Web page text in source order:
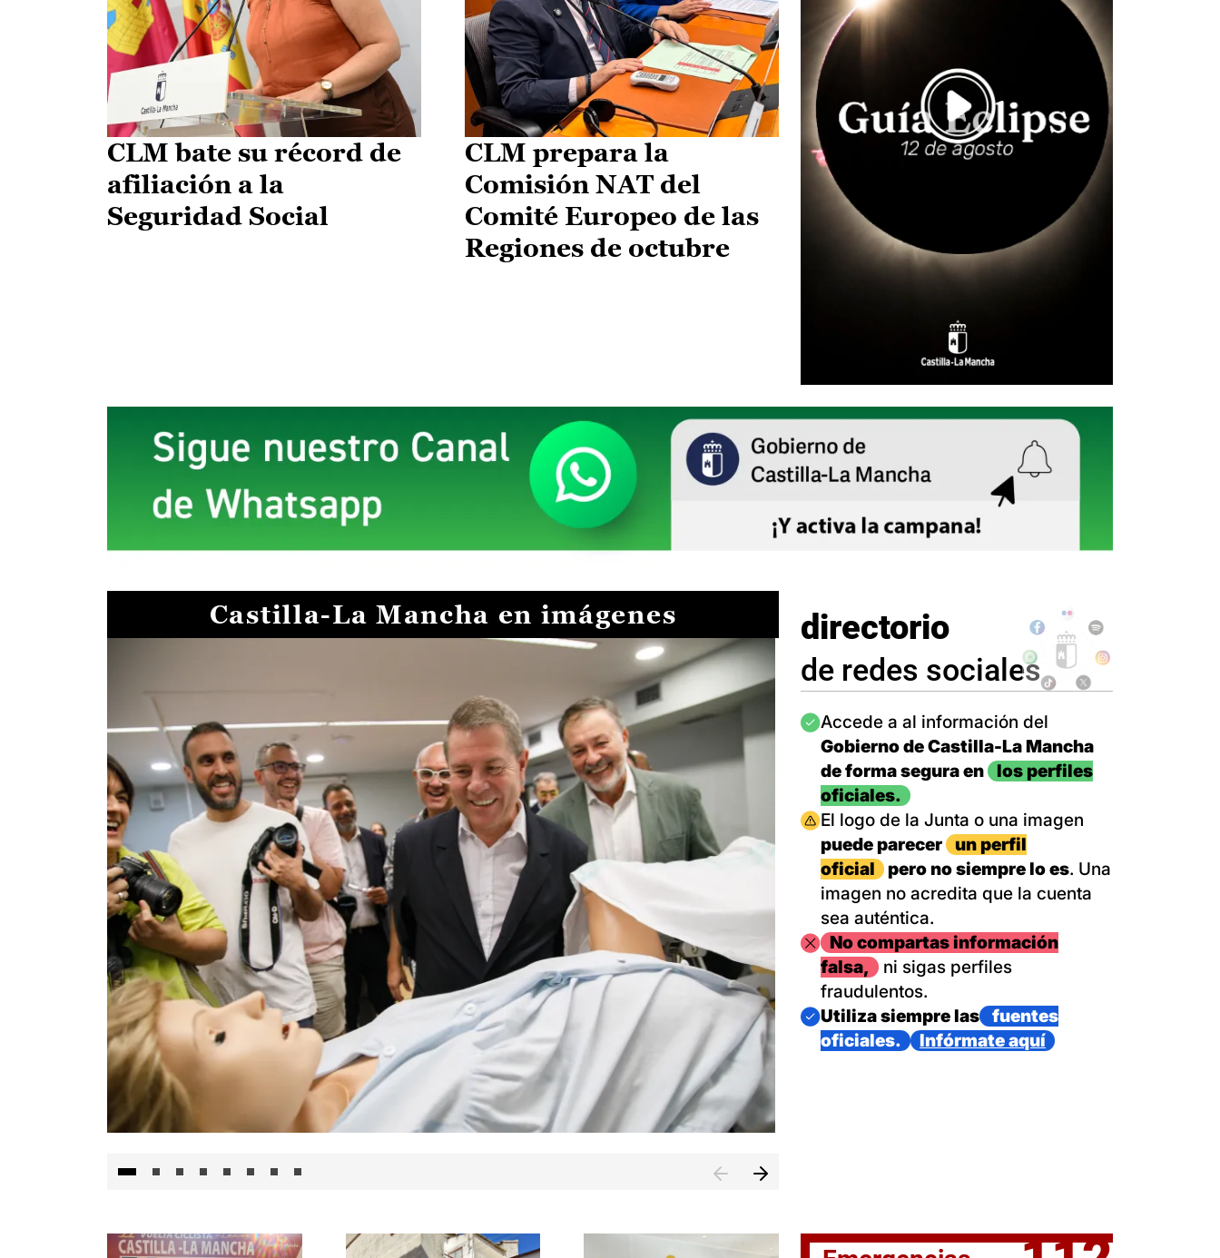
CLM bate su récord de
afiliación a la
Seguridad Social
CLM prepara la
Comisión NAT del
Comité Europeo de las
Regiones de octubre
Castilla-La Mancha en imágenes directorio
de redes sociales
Imagen
Accede a al información del
Gobierno de Castilla-La Mancha
de forma segura en
los perfiles
oficiales.
Imagen
El logo de la Junta o una imagen
puede parecer
un perfil
oficial
pero no siempre lo es. Una
imagen no acredita que la cuenta
sea auténtica.
ImagenNo compartas información
falsa,
ni sigas perfiles
fraudulentos.
Imagen
Utiliza siempre las
fuentes
oficiales.
Infórmate aquí